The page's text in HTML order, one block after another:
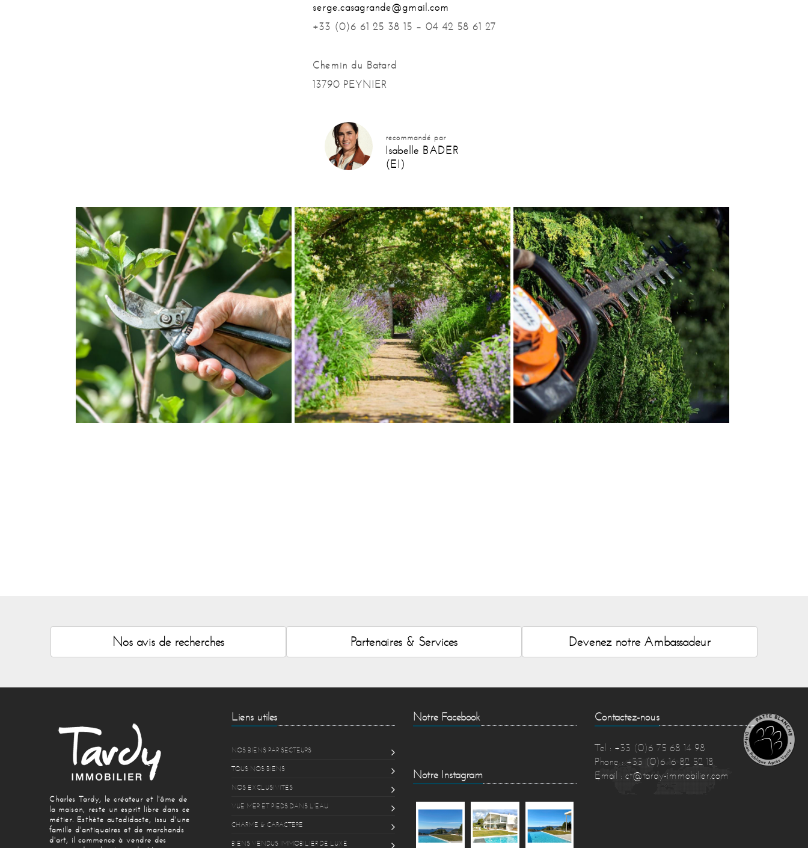
serge.casagrande@gmail.com
+33 (0)6 61 25 38 15 – 04 42 58 61 27
Chemin du Batard
13790 PEYNIER
recommandé par
Isabelle BADER
(EI)
Nos avis de recherches Partenaires & Services Devenez notre Ambassadeur
Charles Tardy, le créateur et l'âme de
la maison, reste un esprit libre dans ce
métier. Esthète autodidacte, issu d'une
famille d'antiquaires et de marchands
d'art, il commence à vendre des
Liens utiles
NOS BIENS PAR SECTEURS
TOUS NOS BIENS
NOS EXCLUSIVITÉS
VUE MER ET PIEDS DANS L'EAU
CHARME & CARACTÈRE
BIENS VENDUS IMMOBILIER DE LUXE
Notre Facebook
Notre Instagram
Contactez-nous
Tel : +33 (0)6 75 68 14 98
Phone : +33 (0)6 16 82 52 18
Email :ct@tardy-immobilier.com